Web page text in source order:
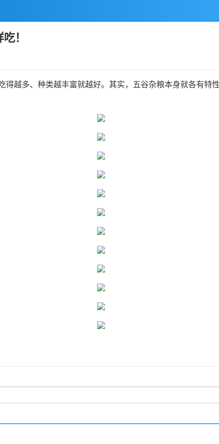
！
得越多、种类越丰富就越好。其实，五谷杂粮本身就各有特